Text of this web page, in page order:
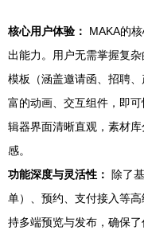
核心用户体验：
MAKA的
出能力。用户无需掌握复
模板（涵盖邀请函、招聘
富的动画、交互组件，即
辑器界面清晰直观，素材
感。
功能深度与灵活性：
除了
单）、预约、支付接入等
持多端预览与发布，确保